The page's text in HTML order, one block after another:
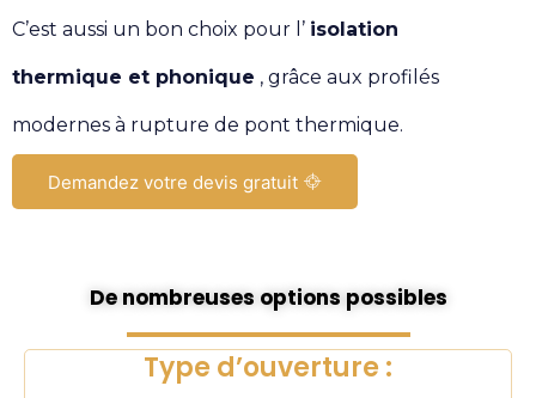
C’est aussi un bon choix pour l’ isolation
thermique et phonique , grâce aux profilés
modernes à rupture de pont thermique.
Demandez votre devis gratuit
De nombreuses options possibles
Type d’ouverture :